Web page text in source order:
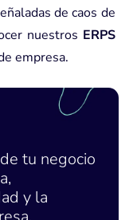
de caos de
nuestros ERPS
empresa.
tu negocio
y la